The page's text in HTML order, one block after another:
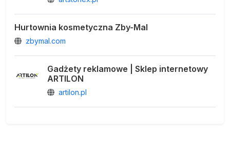
Hurtownia kosmetyczna Zby-Mal
zbymal.com
Gadżety reklamowe | Sklep internetowy
ARTILON
artilon.pl